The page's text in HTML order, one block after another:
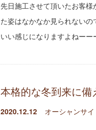
先日施工させて頂いたお客
た姿はなかなか見られない
いい感じになりますよねー
本格的な冬到来に
2020.12.12 オーシャンサ